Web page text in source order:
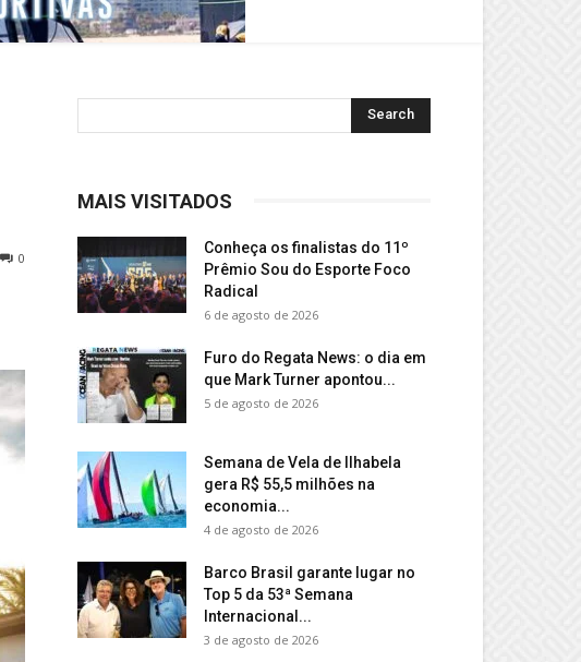
0
MAIS VISITADOS
Conheça os finalistas do 11º
Prêmio Sou do Esporte Foco
Radical
6 de agosto de 2026
Furo do Regata News: o dia em
que Mark Turner apontou...
5 de agosto de 2026
Semana de Vela de Ilhabela
gera R$ 55,5 milhões na
economia...
4 de agosto de 2026
Barco Brasil garante lugar no
Top 5 da 53ª Semana
Internacional...
3 de agosto de 2026